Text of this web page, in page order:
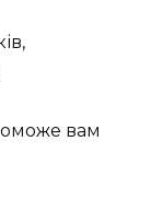
вам